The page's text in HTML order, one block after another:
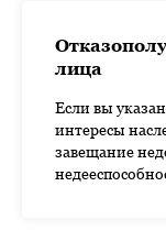
лица
Если вы
интересы
завещание